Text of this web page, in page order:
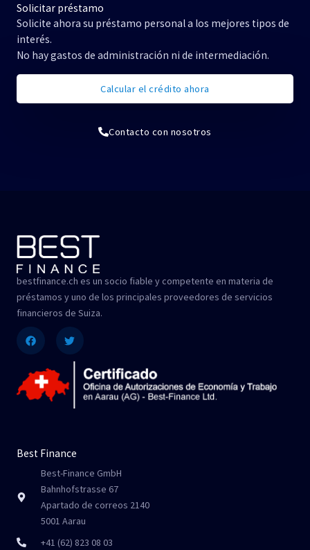
Solicitar préstamo
Solicite ahora su préstamo personal a los mejores tipos de
interés.
No hay gastos de administración ni de intermediación.
Calcular el crédito ahora
Contacto con nosotros
bestfinance.ch es un socio fiable y competente en materia de
préstamos y uno de los principales proveedores de servicios
financieros de Suiza.
Best Finance
Best-Finance GmbH
Bahnhofstrasse 67
Apartado de correos 2140
5001 Aarau
+41 (62) 823 08 03